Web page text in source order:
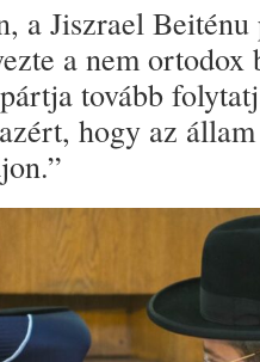
a Jiszrael Beiténu
a nem ortodox
tovább
hogy az